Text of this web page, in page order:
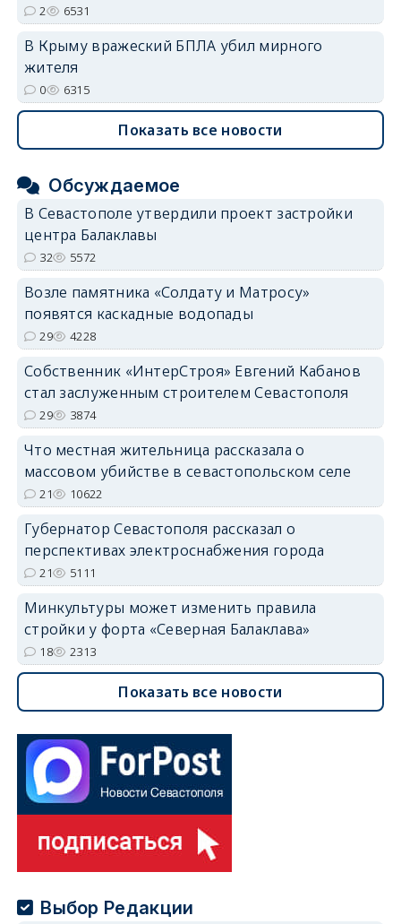
2 6531
В Крыму вражеский БПЛА убил мирного
жителя
0 6315
Показать все новости
Обсуждаемое
В Севастополе утвердили проект застройки
центра Балаклавы
32 5572
Возле памятника «Солдату и Матросу»
появятся каскадные водопады
29 4228
Собственник «ИнтерСтроя» Евгений Кабанов
стал заслуженным строителем Севастополя
29 3874
Что местная жительница рассказала о
массовом убийстве в севастопольском селе
21 10622
Губернатор Севастополя рассказал о
перспективах электроснабжения города
21 5111
Минкультуры может изменить правила
стройки у форта «Северная Балаклава»
18 2313
Показать все новости
Выбор Редакции